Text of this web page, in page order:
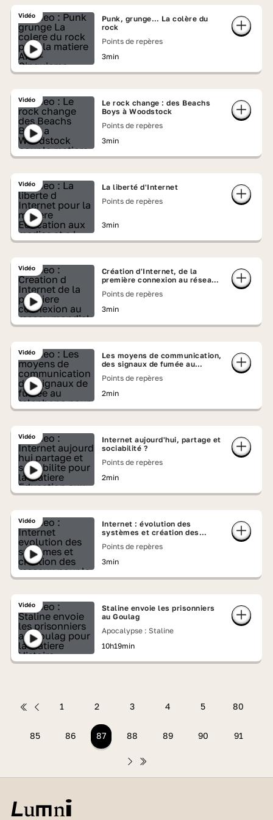
Vidéo
Punk, grunge… La colère du
rock
Points de repères
3min
Vidéo
Le rock change : des Beachs
Boys à Woodstock
Points de repères
3min
Vidéo
La liberté d'Internet
Points de repères
3min
Vidéo
Création d'Internet, de la
première connexion au réseau
Points de repères
3min
Vidéo
Les moyens de communication,
des signaux de fumée au
Points de repères
2min
Vidéo
Internet aujourd'hui, partage et
sociabilité ?
Points de repères
2min
Vidéo
Internet : évolution des
systèmes et création des
Points de repères
3min
Vidéo
Staline envoie les prisonniers
au Goulag
Apocalypse : Staline
10h19min
1 2 3 4 5 80
85 86 87 88 89 90 91